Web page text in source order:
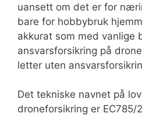
uansett om det er for
bare for hobbybruk
akkurat som med vanlige
ansvarsforsikring på
letter uten
Det tekniske navnet på
droneforsikring er